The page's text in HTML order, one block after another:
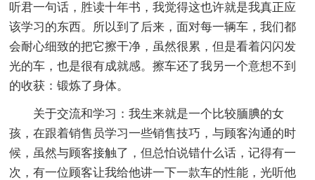
听君一句话，胜读十年书，我觉得这也许就是我真正应
该学习的东西。所以到了后来，面对每一辆车，我们都
会耐心细致的把它擦干净，虽然很累，但是看着闪闪发
光的车，也是很有成就感。擦车还了我另一个意想不到
的收获：锻炼了身体。
关于交流和学习：我生来就是一个比较腼腆的女
孩，在跟着销售员学习一些销售技巧，与顾客沟通的时
候，虽然与顾客接触了，但总怕说错什么话，记得有一
次，有一位顾客让我给他讲一下一款车的性能，光听他